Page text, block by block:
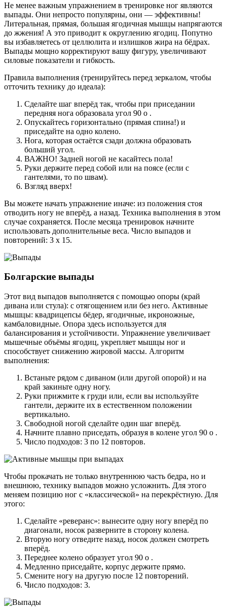
Не менее важным упражнением в тренировке ног являются
выпады. Они непросто популярны, они — эффективны!
Литеральная, прямая, большая ягодичная мышцы напрягаются
до жжения! А это приводит к округлению ягодиц. Попутно
вы избавляетесь от целлюлита и излишков жира на бёдрах.
Выпады мощно корректируют вашу фигуру, увеличивают
силовые показатели и гибкость.
Правила выполнения (тренируйтесь перед зеркалом, чтобы
отточить технику до идеала):
Сделайте шаг вперёд так, чтобы при приседании
передняя нога образовала угол 90 о .
Опускайтесь горизонтально (прямая спина!) и
приседайте на одно колено.
Нога, которая остаётся сзади должна образовать
больший угол.
ВАЖНО! Задней ногой не касайтесь пола!
Руки держите перед собой или на поясе (если с
гантелями, то по швам).
Взгляд вверх!
Вы можете начать упражнение иначе: из положения стоя
отводить ногу не вперёд, а назад. Техника выполнения в этом
случае сохраняется. После месяца тренировок начните
использовать дополнительные веса. Число выпадов и
повторений: 3 х 15.
Болгарские выпады
Этот вид выпадов выполняется с помощью опоры (край
дивана или стула): с отягощением или без него. Активные
мышцы: квадрицепсы бёдер, ягодичные, икроножные,
камбаловидные. Опора здесь используется для
балансирования и устойчивости. Упражнение увеличивает
мышечные объёмы ягодиц, укрепляет мышцы ног и
способствует снижению жировой массы. Алгоритм
выполнения:
Встаньте рядом с диваном (или другой опорой) и на
край закиньте одну ногу.
Руки прижмите к груди или, если вы используйте
гантели, держите их в естественном положении
вертикально.
Свободной ногой сделайте один шаг вперёд.
Начните плавно приседать, образуя в колене угол 90 о .
Число подходов: 3 по 12 повторов.
Чтобы прокачать не только внутреннюю часть бедра, но и
внешнюю, технику выпадов можно усложнить. Для этого
меняем позицию ног с «классической» на перекрёстную. Для
этого:
Сделайте «реверанс»: вынесите одну ногу вперёд по
диагонали, носок разверните в сторону колена.
Вторую ногу отведите назад, носок должен смотреть
вперёд.
Переднее колено образует угол 90 о .
Медленно приседайте, корпус держите прямо.
Смените ногу на другую после 12 повторений.
Число подходов: 3.